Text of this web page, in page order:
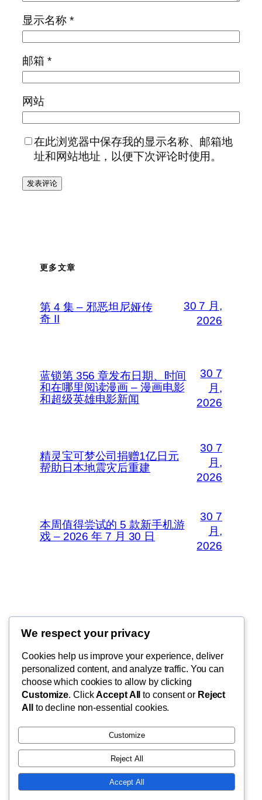
显示名称 *
邮箱 *
网站
在此浏览器中保存我的显示名称、邮箱地
址和网站地址，以便下次评论时使用。
更多文章
第 4 集 – 邪恶坦尼娅传
奇 II
30 7 月,
2026
蓝锁第 356 章发布日期、时间
和在哪里阅读漫画 – 漫画电影
和超级英雄电影新闻
30 7
月,
2026
精灵宝可梦公司捐赠1亿日元
帮助日本地震灾后重建
30 7
月,
2026
本周值得尝试的 5 款新手机游
戏 – 2026 年 7 月 30 日
30 7
月,
2026
Thunder Feeds
你最喜欢的电子游戏和攻略杂志
博客
关于
常见问题
作者
事件
商店
样板
主题
二〇二五 以WordPress设计
We respect your privacy
Cookies help us improve your experience, deliver
personalized content, and analyze traffic. You can
choose which cookies to allow by clicking
Customize. ClickAccept All to consent or Reject
All
to decline non-essential cookies.
Customize
Reject All
Accept All